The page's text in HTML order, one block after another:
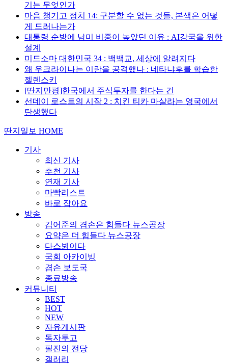
기는 무엇인가
마음 챙기고 정치 14: 구분할 수 없는 것들, 본색은 어떻
게 드러나는가
대통령 순방에 남미 비중이 높았던 이유 : AI강국을 위한
설계
미드소마 대한민국 34 : 백백교, 세상에 알려지다
왜 우크라이나는 이란을 공격했나 : 네타냐후를 학습한
젤렌스키
[딴지만평]한국에서 주식투자를 한다는 건
선데이 로스트의 시작 2 : 치킨 티카 마살라는 영국에서
탄생했다
딴지일보 HOME
기사
최신 기사
추천 기사
연재 기사
마빡리스트
바로 잡아요
방송
김어준의 겸손은 힘들다 뉴스공장
요약은 더 힘들다 뉴스공장
다스뵈이다
국회 아카이빙
겸손 보도국
종료방송
커뮤니티
BEST
HOT
NEW
자유게시판
독자투고
필진의 전당
갤러리